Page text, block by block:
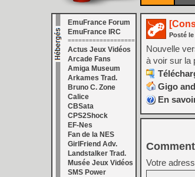
EmuFrance Forum
EmuFrance IRC
===================
Actus Jeux Vidéos
Arcade Fans
Amiga Museum
Arkames Trad.
Bruno C. Zone
Calice
CBSata
CPS2Shock
EF-Nes
Fan de la NES
GirlFriend Adv.
Landstalker Trad.
Musée Jeux Vidéos
SMS Power
Posté le
Nouvelle
à voir sur la
Gigo
En
Votre